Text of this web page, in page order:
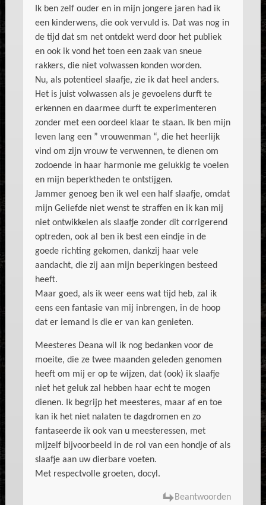
Ik ben zelf ouder en in mijn jongere jaren had ik
een kinderwens, die ook vervuld is. Dat was nog in
de tijd dat sm net ontdekt werd door het publiek
en ook ik vond het toen een zaak van sneue
rakkers, die niet volwassen konden worden.
Nu, als potentieel slaafje, zie ik dat heel anders.
Het is juist volwassen als je gevoelens durft te
erkennen en daarmee durft te experimenteren
zonder met een oordeel klaar te staan. Ik ben mijn
leven lang een ” vrouwenman “, die het heerlijk
vind om zijn vrouw te verwennen, te dienen om
zodoende in haar harmonie me gelukkig te voelen
en mijn beperktheden te ontstijgen.
Jammer genoeg ben ik wel een half slaafje, omdat
mijn Geliefde niet wenst te straffen en ik kan mij
niet ontwikkelen als slaafje zonder dit corrigerend
optreden, ook al ben ik best een eindje in de
goede richting gekomen, dankzij haar vele
aandacht, die zij aan mijn beperkingen besteed
heeft.
Maar goed, als ik weer eens wat tijd heb, zal ik
eens een fantasie van mij inbrengen, in de hoop
dat er iemand is die er van kan genieten.
Meesteres Deana wil ik nog bedanken voor de
moeite, die ze twee maanden geleden genomen
heeft om mij er op te wijzen, dat (ook) ik slaafje
niet het geluk zal hebben haar echt te mogen
dienen. Ik begrijp het meesteres, maar af en toe
kan ik het niet nalaten te dagdromen en zo
fantaseerde ik ook van u meesteressen, met
mijzelf bijvoorbeeld in de rol van een hondje of als
slaafje aan uw dierbare voeten.
Met respectvolle groeten, docyl.
Beantwoorden